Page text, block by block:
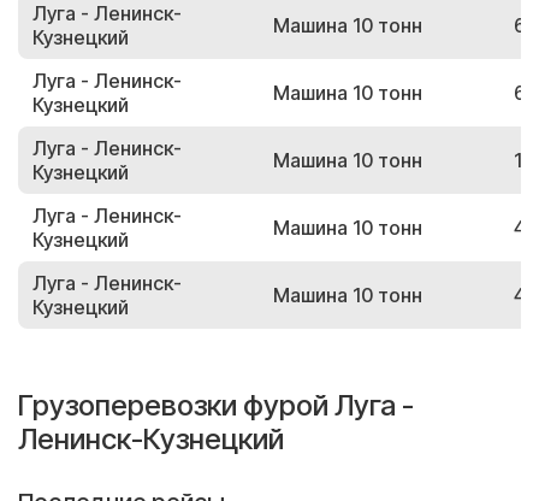
Луга - Ленинск-
Кузнецкий
Машина 10 тонн
Луга - Ленинск-
Кузнецкий
Машина 10 тонн
Луга - Ленинск-
Кузнецкий
Машина 10 тонн
Луга - Ленинск-
Кузнецкий
Машина 10 тонн
Луга - Ленинск-
Кузнецкий
Машина 10 тонн
Грузоперевозки фурой Луга -
Ленинск-Кузнецкий